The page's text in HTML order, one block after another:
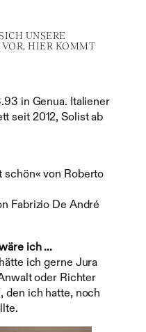
UNSERE
HIER KOMMT
in Genua. Italiener
seit 2012, Solist ab
schön« von Roberto
Fabrizio De André
ich …
ich gerne Jura
oder Richter
den ich hatte, noch